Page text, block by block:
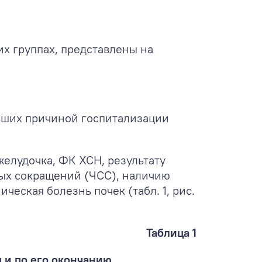
группах, представлены на
причиной госпитализации
ФК ХСН, результату
сокращений (ЧСС), наличию
болезнь почек (табл. 1, рис.
Таблица 1